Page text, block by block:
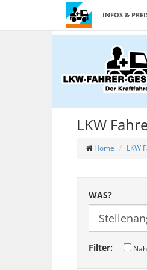
INFOS &
LKW
Home LKW
WAS?
Filter: